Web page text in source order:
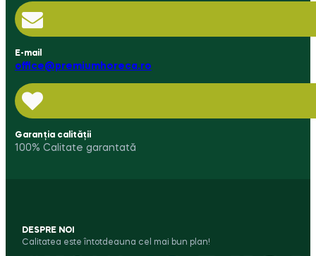
E-mail
office@premiumhoreca.ro
Garanția calității
100% Calitate garantată
DESPRE NOI
Calitatea este întotdeauna cel mai bun plan!